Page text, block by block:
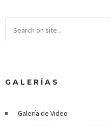
GALERÍAS
Galería de Video